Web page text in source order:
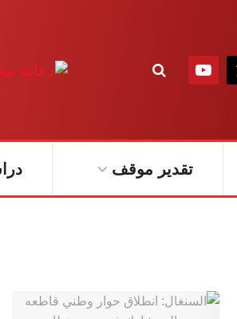
تقدير موقف